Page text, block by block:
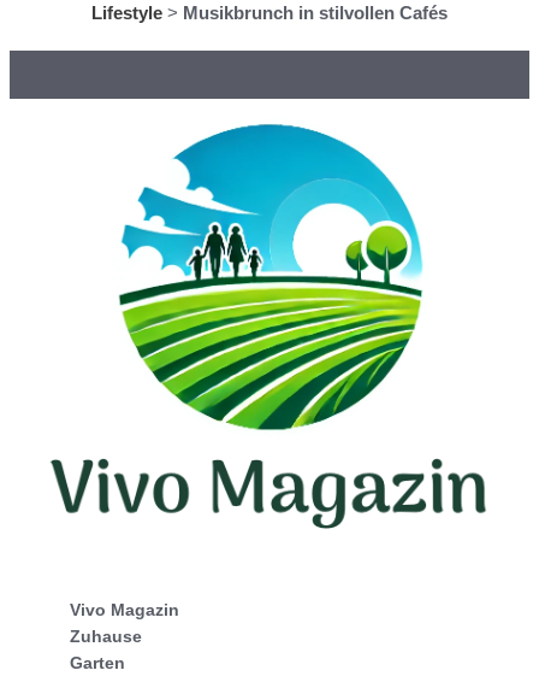
Lifestyle > Musikbrunch in stilvollen Cafés
Vivo Magazin
Zuhause
Garten